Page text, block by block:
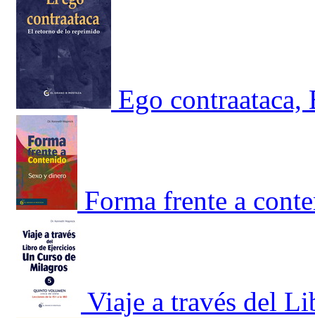
Ego
Forma frente a
Viaje a través del